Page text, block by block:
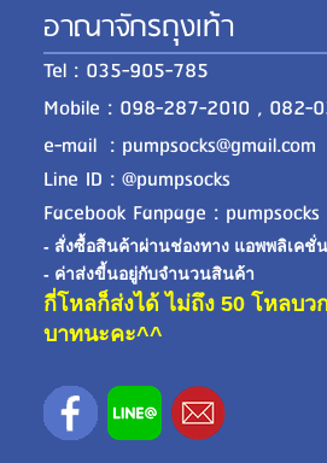
อาณาจักรถุงเท้า
Tel : 035-905-785
Mobile : 098-287-2010 , 082-
e-mail : pumpsocks@gmail.com
Line ID : @pumpsocks
Facebook Fanpage : pumpsocks
- สั่งซื้อสินค้าผ่านช่องทาง แอพพลิเคชั่
- ค่าส่งขี้นอยู่กับจำนวนสินค้า
กี่โหลก็ส่งได้ ไม่ถึง 50 โหลบว
บาทนะคะ^^